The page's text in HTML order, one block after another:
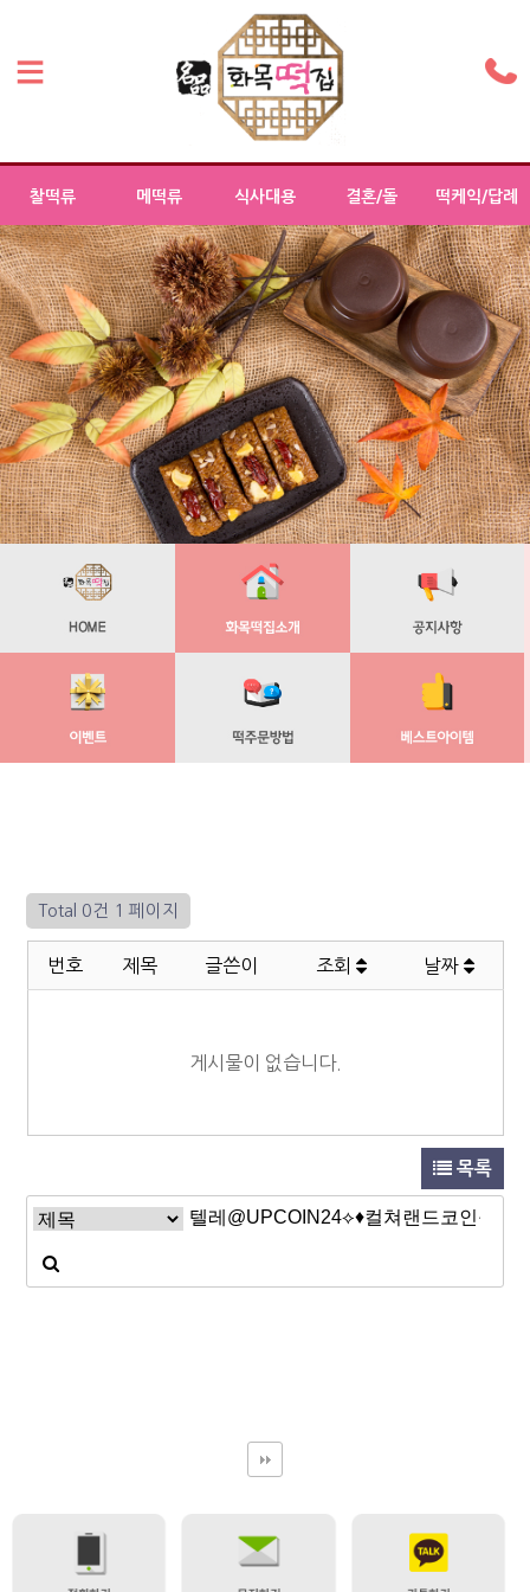
찰떡류 메떡류 식사대용 결혼/돌 떡케익/답례
Total 0건 1 페이지
번호 제목 글쓴이 조회 날짜
게시물이 없습니다.
목록